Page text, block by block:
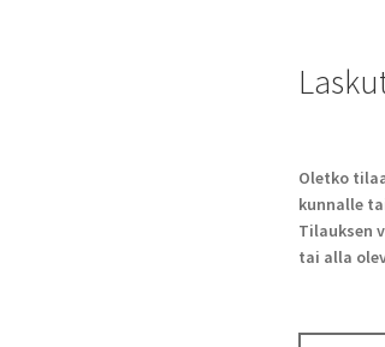
Oletko
kunnalle
Tilauksen
tai alla